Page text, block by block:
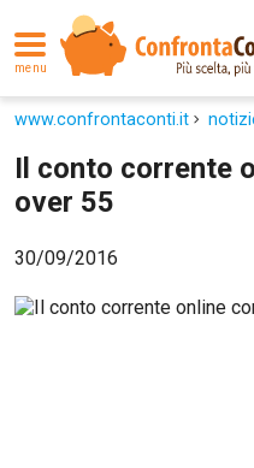
menu
www.confrontaconti.it
Il conto corrente
over 55
30/09/2016